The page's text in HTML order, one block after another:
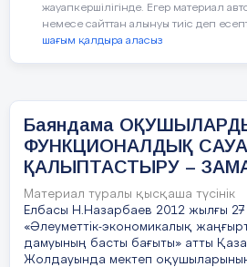
Осындай бағыттағы
геометрия
1.Екі фабриканың
фабриканың төбесінен
тасымалдауға арналған
орнатылған.Құрылғының
Егер бір фабриканың
екінші фабриканың
Қосымша
ІV.
Қолданылған әдебиеттер
жауапкершілігінде. Егер материал
немесе сайттан алынуы тиіс деп
шағым қалдыра аласыз
Баяндама
ФУНКЦИОНАЛДЫҚ
ҚАЛЫПТАСТЫРУ –
Материал туралы қысқаша түсінік
Елбасы Н.Назарбаев 2012 жылғы
«Әлеуметтік-экономикалық
дамуының басты бағыты» атты
Жолдауында мектеп